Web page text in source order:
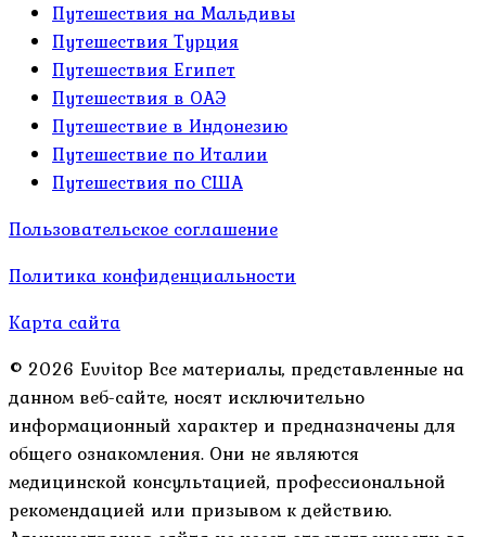
Путешествия на Мальдивы
Путешествия Турция
Путешествия Египет
Путешествия в ОАЭ
Путешествие в Индонезию
Путешествие по Италии
Путешествия по США
Пользовательское соглашение
Политика конфиденциальности
Карта сайта
© 2026 Evvitop Все материалы, представленные на
данном веб-сайте, носят исключительно
информационный характер и предназначены для
общего ознакомления. Они не являются
медицинской консультацией, профессиональной
рекомендацией или призывом к действию.